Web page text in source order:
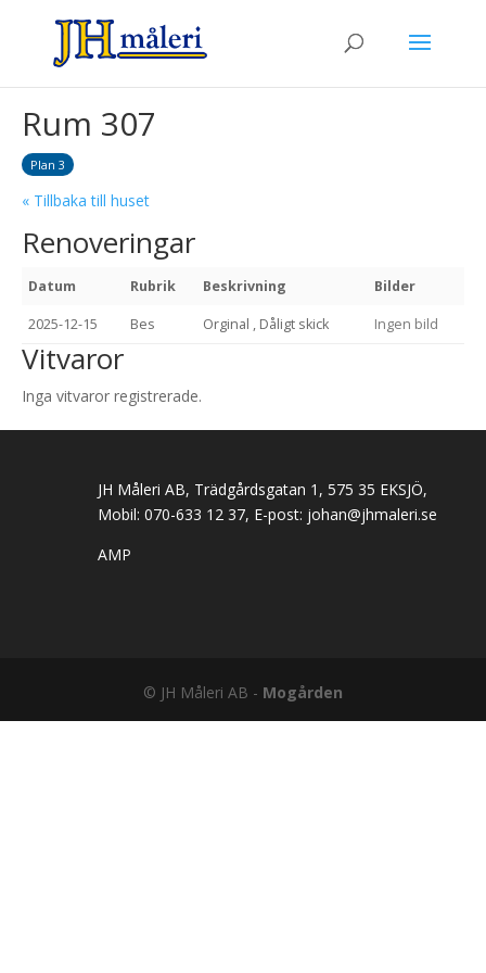
Rum 307
Plan 3
« Tillbaka till huset
Renoveringar
Datum Rubrik Beskrivning Bilder
2025-12-15 Bes Orginal , Dåligt skick Ingen bild
Vitvaror
Inga vitvaror registrerade.
JH Måleri AB, Trädgårdsgatan 1, 575 35 EKSJÖ,
Mobil: 070-633 12 37, E-post: johan@jhmaleri.se
AMP
© JH Måleri AB - Mogården